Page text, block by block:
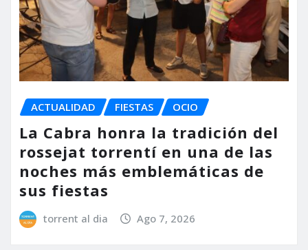
ACTUALIDAD FIESTAS OCIO
La Cabra honra la tradición del
rossejat torrentí en una de las
noches más emblemáticas de
sus fiestas
torrent al dia Ago 7, 2026